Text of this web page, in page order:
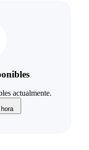
actualmente.